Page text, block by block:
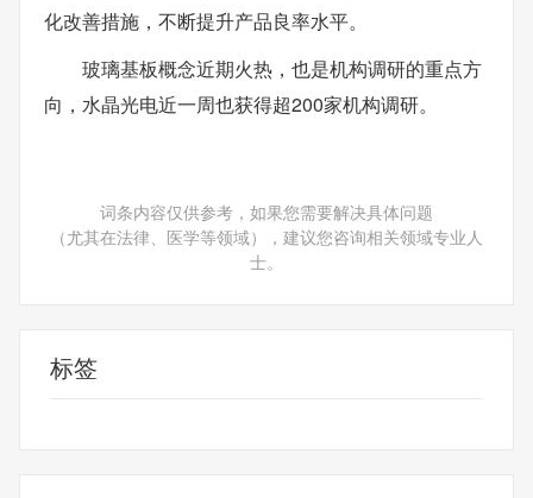
化改善措施，不断提升产品良率水平。
玻璃基板概念近期火热，也是机构调研的重点方
向，水晶光电近一周也获得超200家机构调研。
词条内容仅供参考，如果您需要解决具体问题
（尤其在法律、医学等领域），建议您咨询相关领域专业人
士。
标签